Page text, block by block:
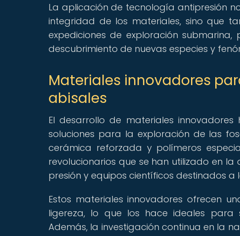
La aplicación de tecnología antipresión
integridad de los materiales, sino que
expediciones de exploración
descubrimiento de nuevas especies y
Materiales innovadores
abisales
El desarrollo de materiales
soluciones para la exploración de las
cerámica reforzada y polímeros
revolucionarios que se han utilizado en
presión y equipos científicos destinados
Estos materiales innovadores ofrecen
ligereza, lo que los hace ideales para
Además, la investigación continua en la